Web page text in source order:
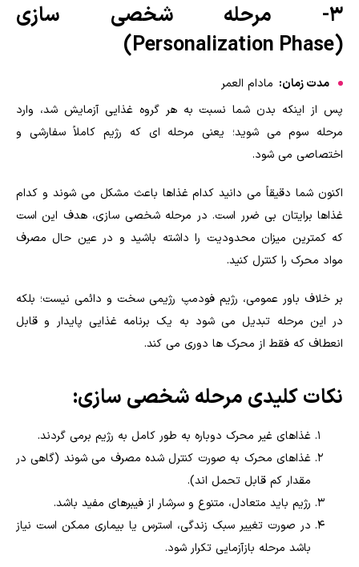
۳- مرحله شخصی سازی
(Personalization Phase)
مدت زمان: مادام العمر
پس از اینکه بدن شما نسبت به هر گروه غذایی آزمایش شد، وارد
مرحله سوم می شوید؛ یعنی مرحله ای که رژیم کاملاً سفارشی و
اختصاصی می شود.
اکنون شما دقیقاً می دانید کدام غذاها باعث مشکل می شوند و کدام
غذاها برایتان بی ضرر است. در مرحله شخصی سازی، هدف این است
که کمترین میزان محدودیت را داشته باشید و در عین حال مصرف
مواد محرک را کنترل کنید.
بر خلاف باور عمومی، رژیم فودمپ رژیمی سخت و دائمی نیست؛ بلکه
در این مرحله تبدیل می شود به یک برنامه غذایی پایدار و قابل
انعطاف که فقط از محرک ها دوری می کند.
نکات کلیدی مرحله شخصی سازی:
غذاهای غیر محرک دوباره به طور کامل به رژیم برمی گردند.
غذاهای محرک به صورت کنترل شده مصرف می شوند (گاهی در
مقدار کم قابل تحمل اند).
رژیم باید متعادل، متنوع و سرشار از فیبرهای مفید باشد.
در صورت تغییر سبک زندگی، استرس یا بیماری ممکن است نیاز
باشد مرحله بازآزمایی تکرار شود.